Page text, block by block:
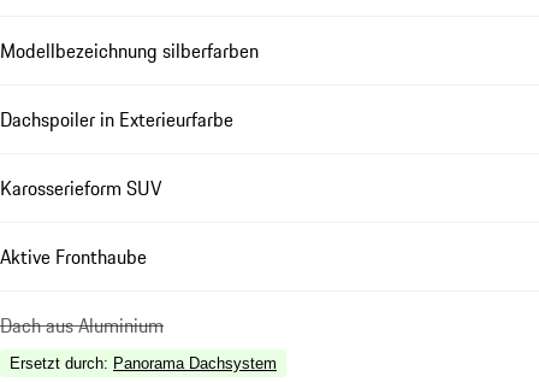
Modellbezeichnung silberfarben
Dachspoiler in Exterieurfarbe
Karosserieform SUV
Aktive Fronthaube
Dach aus Aluminium
Ersetzt durch: Panorama Dachsystem